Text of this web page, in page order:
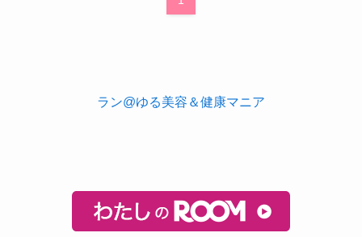
ラン@ゆる美容＆健康マニア